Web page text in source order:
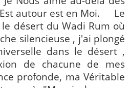
autour est en Moi.
Le
désert du Wadi Rum où
silencieuse , j'ai plongé
dans le désert ,
de chacune de mes
profonde, ma Véritable